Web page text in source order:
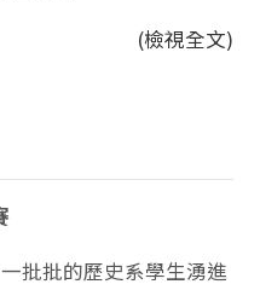
(檢視全文)
批批的歷史系學生湧進